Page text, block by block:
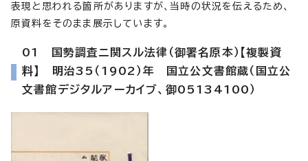
表現と思われる箇所がありますが、当時の状況を伝えるため、
原資料をそのまま展示しています。
01 国勢調査ニ関スル法律（御署名原本）【複製資
料】 明治35（1902）年 国立公文書館蔵（国立公
文書館デジタルアーカイブ、御05134100）